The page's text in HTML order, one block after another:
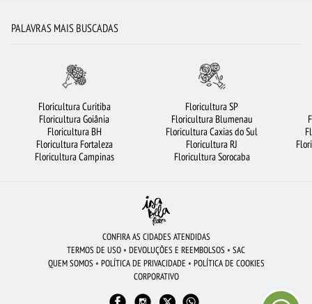
FLORICULTURA UBERLÂNDIA CESTA DE CAFÉ DA MANHÃ
BUQUÊ DE 20 ROSAS VERMELHAS ROSAS BRANCAS FLORICULTURA NITERÓI
ARRANJO DE FLORES FLORICULTURA BRASÍLIA
FLORICULTURA SÃO JOSÉ DOS CAMPOS
CESTA DE FRUTAS
ROSAS VERMELHAS FLORICULTURA CURITIBA FLORES
FLORICULTURA SÃO BERNARDO DO CAMPO
PALAVRAS MAIS BUSCADAS
Floricultura Curitiba
Floricultura Goiânia
Floricultura BH
Floricultura Fortaleza
Floricultura Campinas
Floricultura SP
Floricultura Blumenau
Floricultura Caxias do Sul
Floricultura RJ
Floricultura Sorocaba
CONFIRA AS CIDADES ATENDIDAS
TERMOS DE USO • DEVOLUÇÕES E REEMBOLSOS • SAC
QUEM SOMOS • POLÍTICA DE PRIVACIDADE • POLÍTICA DE COOKIES
CORPORATIVO